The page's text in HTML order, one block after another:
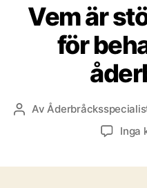
Vem är
för
Inläggsförfattare
Av
Inga